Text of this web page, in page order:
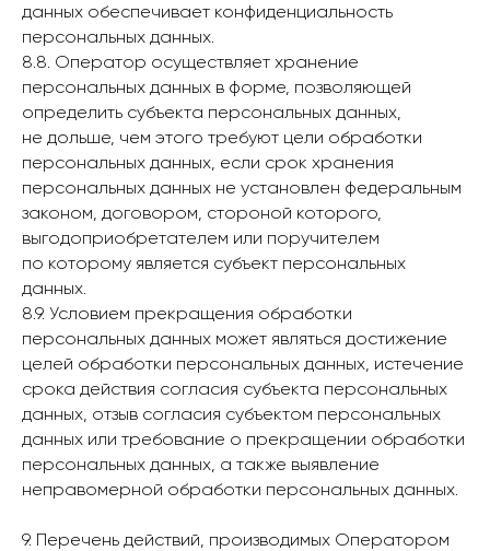
данных обеспечивает конфиденциальность
персональных данных.
8.8. Оператор осуществляет хранение
персональных данных в форме, позволяющей
определить субъекта персональных данных,
не дольше, чем этого требуют цели обработки
персональных данных, если срок хранения
персональных данных не установлен федеральным
законом, договором, стороной которого,
выгодоприобретателем или поручителем
по которому является субъект персональных
данных.
8.9. Условием прекращения обработки
персональных данных может являться достижение
целей обработки персональных данных, истечение
срока действия согласия субъекта персональных
данных, отзыв согласия субъектом персональных
данных или требование о прекращении обработки
персональных данных, а также выявление
неправомерной обработки персональных данных.
9. Перечень действий, производимых Оператором